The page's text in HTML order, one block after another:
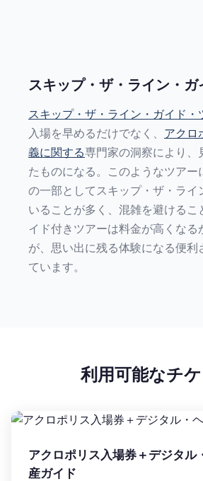
スキップ・ザ・ライン・ガ
スキップ・ザ・ライン・ガイド・
入場を早めるだけでなく、 アクロ
義に関する専門家の洞察により、
たものになる。このようなツアー
の一部としてスキップ・ザ・ライ
いることが多く、混雑を避けるこ
イド付きツアーは料金が高くなる
が、思い出に残る体験になる便利
ています。
利用可能なチ
アクロポリス入場券＋デジタル
産ガイド